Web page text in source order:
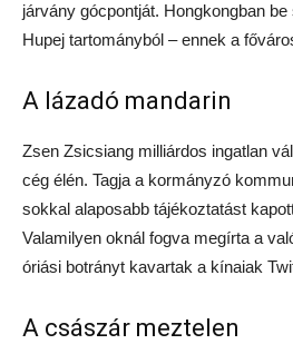
járvány gócpontját. Hongkongban
Hupej tartományból – ennek a
A lázadó mandarin
Zsen Zsicsiang milliárdos ingatlan
cég élén. Tagja a kormányzó
sokkal alaposabb tájékoztatást
Valamilyen oknál fogva megírta a
óriási botrányt kavartak a kínaiak
A császár meztelen